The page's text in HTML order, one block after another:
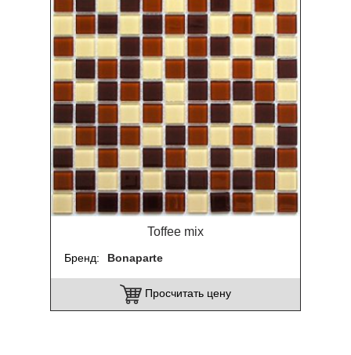
Toffee mix
Бренд Bonaparte
Просчитать цену